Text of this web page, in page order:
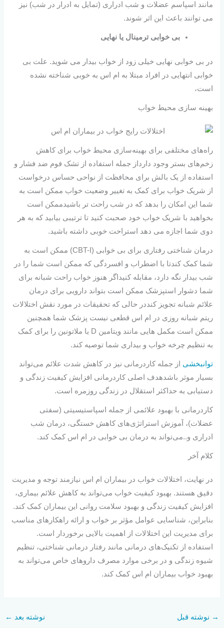
مانند اسپاسم عضلات و شب ادراری (تمایل به ادرار در شب) نیز
می توانند باعث این اثر شوند.
بی خوابی ترمینال یا نهایی
در بی خوابی نهایی خیلی زود از خواب بیدار می شوید. علت بی
خوابی انتهایی در افراد مبتلا به ام اس به خوبی شناخته نشده
است،
بهینه سازی محیط خواب
راه‌های مختلفی برای بهینه‌سازی محیط خواب برای کاهش
زخم‌های بستر وجود دارداز جمله استفاده از تشک فوم ضد فشار و
استفاده از یک بالش برای محافظت از نواحی حساس درخواست
از شریک خواب برای کمک به تغییر وضعیت خواب ممکن است به
شما این امکان را بدهد که در شب راحت تر باشیدممکن است
بخواهید با شریک خواب خود صحبت کنید تا ترتیبی بیابید که به هر
دوی شما اجازه می دهد استراحت خوبی داشته باشید.
درمان شناختی رفتاری برای بی خوابی (CBT-I) ممکن است به
شما کمک کندتا با اضطراب و افسردگی که ممکن است شما را در
شب بیدار نگه دارد، مقابله کنیداگر هنوز خواب راحت شبانه برای
شما دشوار استپزشک ممکن است بتواند دارویی برای درمان
علائم شبانه تجویز کنددر حالی که تحقیقات در مورد نقش اختلالات
ریتم شبانه روزی در ام اس قطعی نیست پزشک شما همچنین
ممکن است مکمل هایی مانند ویتامین D یا ملاتونین را برای کمک
به تنظیم چرخه خواب و بیداری شما توصیه کند.
توانبخشی از جمله کاردرمانی نیز در کاهش شدت علائم می‌تواند
بسیار موثر باشدهدف اصلی کاردرمانی افزایش کیفیت زندگی و
دستیابی به حداکثر استقلال در زندگی روزمره است.
کاردرمانی با بهبود علائمی از جمله اسپاستیسیتی (سفتی
عضلات)، آموزش استراتژ‌ی‌های کاهش خستگی، درمان شب
ادراری و..می‌تواند به درمان بی خوابی در ام اس کمک کند.
کلام آخر
در نهایت، اختلالات خواب در بیماران ام اس نیازمند توجه و مدیریت
دقیق هستند. بهبود کیفیت خواب می‌تواند به کاهش علائم بیماری،
افزایش کیفیت زندگی و بهبود سلامت روانی این بیماران کمک کند.
بنابراین، شناسایی عوامل مؤثر بر خواب و ارائه راهکارهای مناسب
برای مدیریت این اختلالات از اهمیت بالایی برخوردار است.
استفاده از تکنیک‌های درمانی مانند رفتار درمانی شناختی، تنظیم
شیوه زندگی و در برخی موارد مصرف داروهای خاص می‌تواند به
بهبود خواب بیماران ام اس کمک کند.
→ نوشته قبل نوشته بعد ←